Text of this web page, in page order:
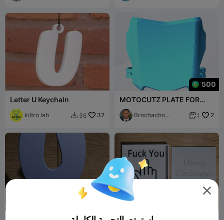
Letter U Keychain
kiltro lab  36 32
500
MOTOCUTZ PLATE FOR
ANY EBIKE FULL SCALE
SIZEBrochacho
 1 2
